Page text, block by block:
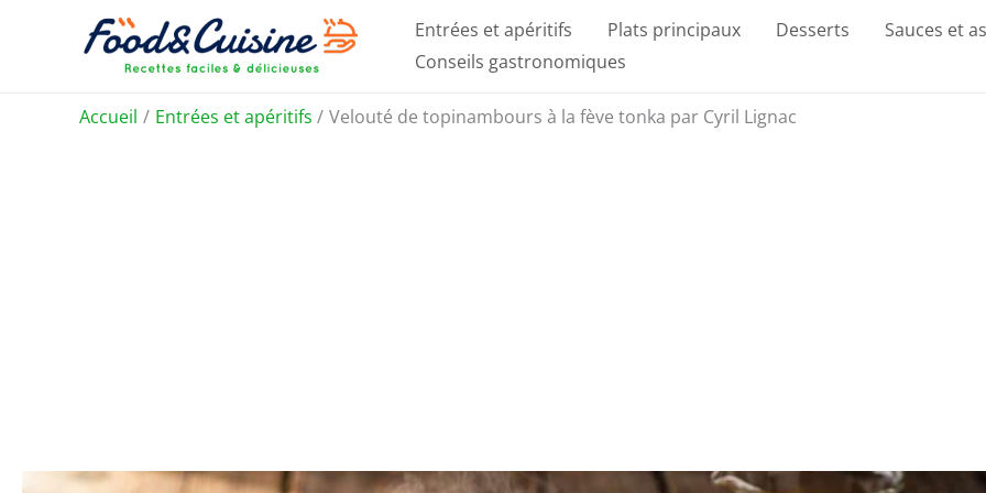
Entrées et apéritifs Plats principaux Desserts Sauces et
Conseils gastronomiques
Accueil Entrées et apéritifs Velouté de topinambours à la fève tonka par Cyril Lignac